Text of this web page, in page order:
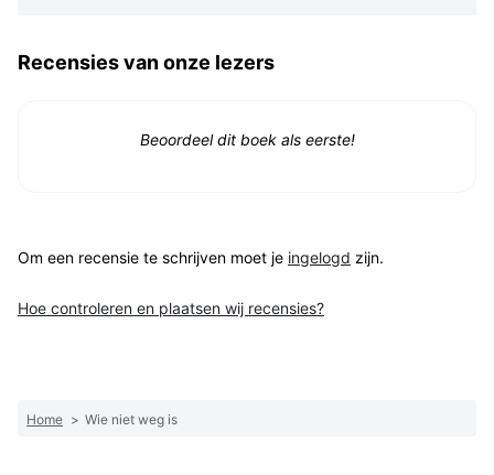
Recensies van onze lezers
Beoordeel dit boek als eerste!
Om een recensie te schrijven moet je ingelogd zijn.
Hoe controleren en plaatsen wij recensies?
Home > Wie niet weg is